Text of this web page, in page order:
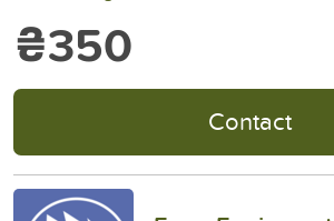
₴350
Contact